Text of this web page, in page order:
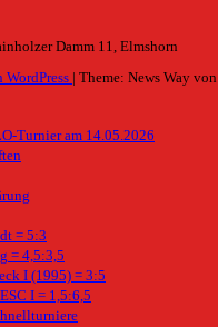
Damm 11, Elmshorn
Theme: News Way von
Turnier am 14.05.2026
= 5:3
= 4,5:3,5
I (1995) = 3:5
I = 1,5:6,5